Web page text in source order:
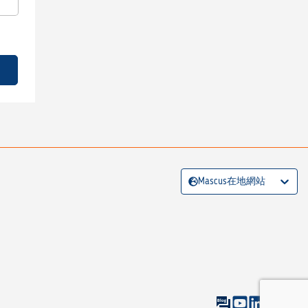
Mascus在地網站